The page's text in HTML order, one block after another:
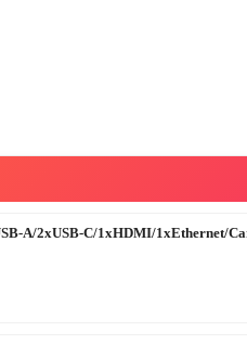
A/2xUSB-C/1xHDMI/1xEthernet/